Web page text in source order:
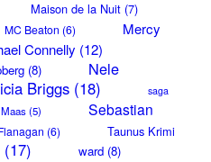
Maison de la Nuit(7)
MC Beaton (6)
Mercy
Connelly (12)
(8)
Nele
Briggs(18)
saga
(5)
Sebastian
(6)
Taunus Krimi
(17) ward(8)